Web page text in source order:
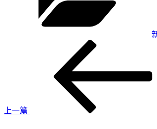
上一篇